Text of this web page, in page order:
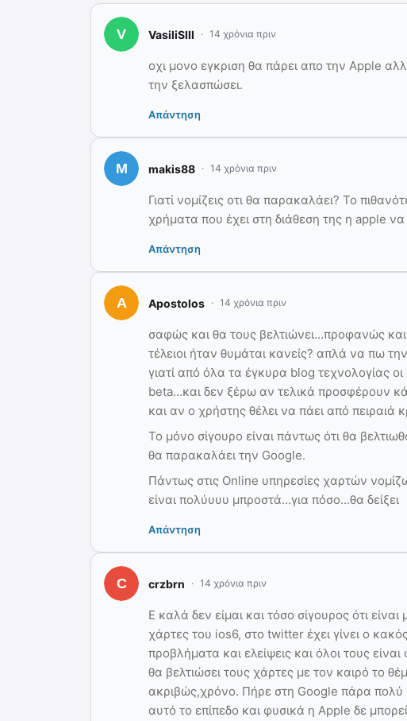
VasiliSIII 14 χρόνια πριν
οχι μονο εγκριση θα πάρει απο την Apple
την ξελασπώσει.
Απάντηση
makis88 14 χρόνια πριν
Γιατί νομίζεις οτι θα παρακαλάει? Το
χρήματα που έχει στη διάθεση της η apple να
Απάντηση
Apostolos 14 χρόνια πριν
σαφώς και θα τους βελτιώνει…προφανώς
τέλειοι ήταν θυμάται κανείς? απλά να πω
γιατί από όλα τα έγκυρα blog τεχνολογίας
beta…και δεν ξέρω αν τελικά προσφέρουν
και αν ο χρήστης θέλει να πάει από πειραιά
Το μόνο σίγουρο είναι πάντως ότι θα
θα παρακαλάει την Google.
Πάντως στις Online υπηρεσίες χαρτών
είναι πολύυυυ μπροστά…για πόσο…θα δείξει
Απάντηση
crzbrn 14 χρόνια πριν
Ε καλά δεν είμαι και τόσο σίγουρος ότι
χάρτες του ios6, στο twitter έχει γίνει ο
προβλήματα και ελείψεις και όλοι τους
θα βελτιώσει τους χάρτες με τον καιρό το
ακριβώς,χρόνο. Πήρε στη Google πάρα πολύ
αυτό το επίπεδο και φυσικά η Apple δε